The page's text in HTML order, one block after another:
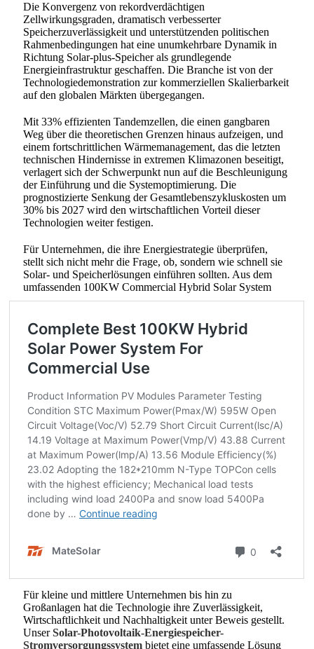
Die Konvergenz von rekordverdächtigen
Zellwirkungsgraden, dramatisch verbesserter
Speicherzuverlässigkeit und unterstützenden politischen
Rahmenbedingungen hat eine unumkehrbare Dynamik in
Richtung Solar-plus-Speicher als grundlegende
Energieinfrastruktur geschaffen. Die Branche ist von der
Technologiedemonstration zur kommerziellen Skalierbarkeit
auf den globalen Märkten übergegangen.
Mit 33% effizienten Tandemzellen, die einen gangbaren
Weg über die theoretischen Grenzen hinaus aufzeigen, und
einem fortschrittlichen Wärmemanagement, das die letzten
technischen Hindernisse in extremen Klimazonen beseitigt,
verlagert sich der Schwerpunkt nun auf die Beschleunigung
der Einführung und die Systemoptimierung. Die
prognostizierte Senkung der Gesamtlebenszykluskosten um
30% bis 2027 wird den wirtschaftlichen Vorteil dieser
Technologien weiter festigen.
Für Unternehmen, die ihre Energiestrategie überprüfen,
stellt sich nicht mehr die Frage, ob, sondern wie schnell sie
Solar- und Speicherlösungen einführen sollten. Aus dem
umfassenden 100KW Commercial Hybrid Solar System
Für kleine und mittlere Unternehmen bis hin zu
Großanlagen hat die Technologie ihre Zuverlässigkeit,
Wirtschaftlichkeit und Nachhaltigkeit unter Beweis gestellt.
UnserSolar-Photovoltaik-Energiespeicher-
Stromversorgungssystem bietet eine umfassende Lösung